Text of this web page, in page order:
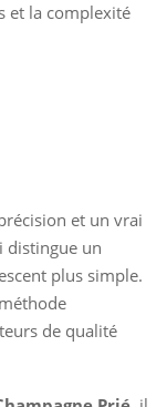
et la complexité
et un vrai
distingue un
plus simple.
de qualité